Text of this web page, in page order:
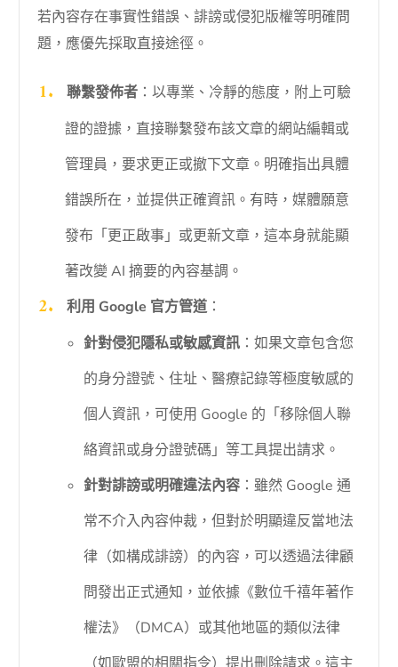
若內容存在事實性錯誤、誹謗或侵犯版權等明確問
題，應優先採取直接途徑。
聯繫發佈者：以專業、冷靜的態度，附上可驗
證的證據，直接聯繫發布該文章的網站編輯或
管理員，要求更正或撤下文章。明確指出具體
錯誤所在，並提供正確資訊。有時，媒體願意
發布「更正啟事」或更新文章，這本身就能顯
著改變 AI 摘要的內容基調。
利用 Google 官方管道：
針對侵犯隱私或敏感資訊：如果文章包含您
的身分證號、住址、醫療記錄等極度敏感的
個人資訊，可使用 Google 的「移除個人聯
絡資訊或身分證號碼」等工具提出請求。
針對誹謗或明確違法內容：雖然 Google 通
常不介入內容仲裁，但對於明顯違反當地法
律（如構成誹謗）的內容，可以透過法律顧
問發出正式通知，並依據《數位千禧年著作
權法》（DMCA）或其他地區的類似法律